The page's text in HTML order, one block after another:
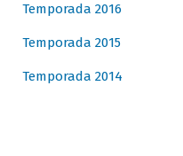
Temporada 2016
Temporada 2015
Temporada 2014